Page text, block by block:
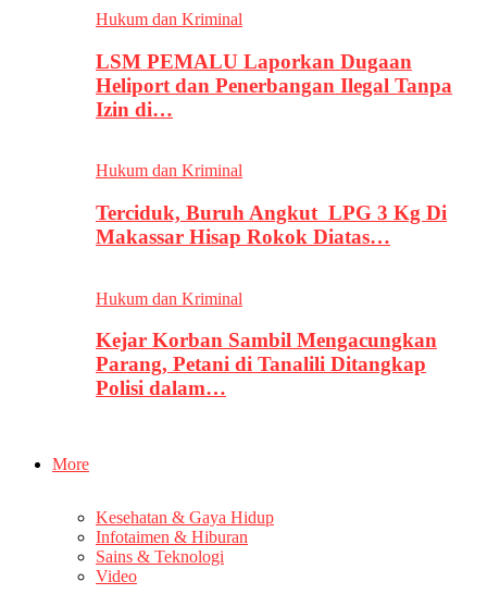
Hukum dan Kriminal
LSM PEMALU Laporkan Dugaan
Heliport dan Penerbangan Ilegal Tanpa
Izin di…
Hukum dan Kriminal
Terciduk, Buruh Angkut LPG 3 Kg Di
Makassar Hisap Rokok Diatas…
Hukum dan Kriminal
Kejar Korban Sambil Mengacungkan
Parang, Petani di Tanalili Ditangkap
Polisi dalam…
More
Kesehatan & Gaya Hidup
Infotaimen & Hiburan
Sains & Teknologi
Video